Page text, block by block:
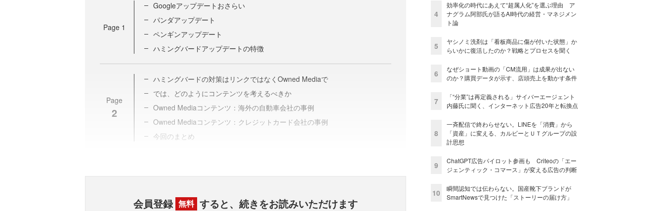
Page 1
Googleアップデートおさらい
パンダアップデート
ペンギンアップデート
ハミングバードアップデートの特徴
Page
2
ハミングバードの対策はリンクではなくOwned Mediaで
では、どのようにコンテンツを考えるべきか
Owned Mediaコンテンツ：海外の自動車会社の事例
Owned Mediaコンテンツ：クレジットカード会社の事例
今回のまとめ
会員登録 無料 すると、続きをお読みいただけます
4
効率化の時代にあえて“超属人化”を選ぶ理由 ア
ナグラム阿部氏が語るAI時代の経営・マネジメン
ト論
5
ヤシノミ洗剤は「看板商品に傷が付いた状態」か
らいかに復活したのか？戦略とプロセスを聞く
6
なぜショート動画の「CM流用」は成果が出ない
のか？購買データが示す、店頭売上を動かす条件
7
「“分業”は再定義される」サイバーエージェント
内藤氏に聞く、インターネット広告20年と転換点
8
一斉配信で終わらせない。LINEを「消費」から
「資産」に変える、カルビーとＵＴグループの設
計思想
9
ChatGPT広告パイロット参画も Criteoの「エー
ジェンティック・コマース」が変える広告の判断
10
瞬間認知では伝わらない。国産靴下ブランドが
SmartNewsで見つけた「ストーリーの届け方」